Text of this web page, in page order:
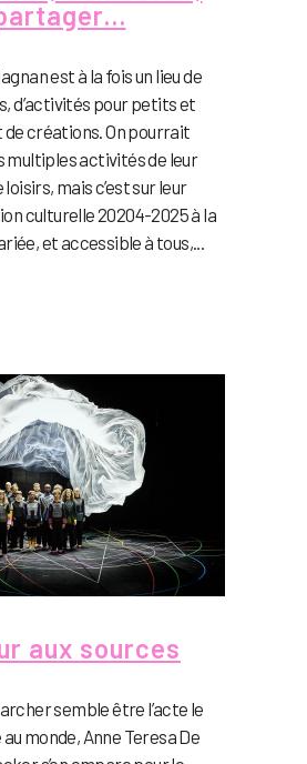
est à la fois un lieu de
d’activités pour petits et
de créations. On pourrait
multiples activités de leur
mais c’est sur leur
culturelle 20204-2025 à la
et accessible à tous,...
aux sources
semble être l’acte le
monde, Anne Teresa De